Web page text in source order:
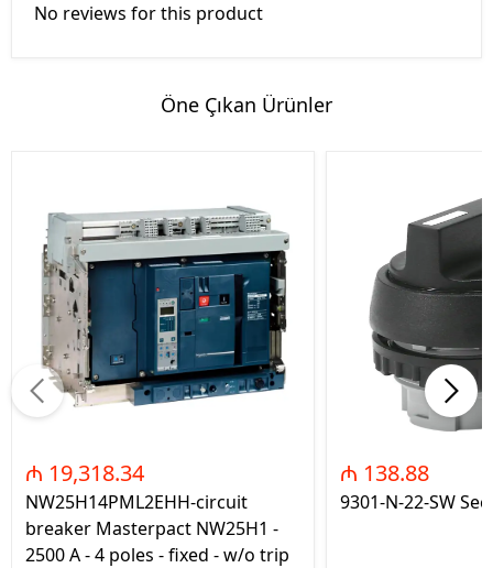
No reviews for this product
Öne Çıkan Ürünler
₼ 19,318.34
NW25H14PML2EHH-circuit
breaker Masterpact NW25H1 -
2500 A - 4 poles - fixed - w/o trip
₼ 138.88
9301-N-22-SW